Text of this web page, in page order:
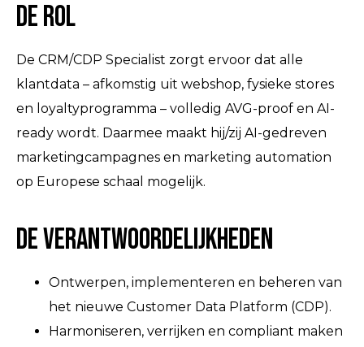
De rol
De CRM/CDP Specialist zorgt ervoor dat alle
klantdata – afkomstig uit webshop, fysieke stores
en loyaltyprogramma – volledig AVG-proof en AI-
ready wordt. Daarmee maakt hij/zij AI-gedreven
marketingcampagnes en marketing automation
op Europese schaal mogelijk.
De verantwoordelijkheden
Ontwerpen, implementeren en beheren van
het nieuwe Customer Data Platform (CDP).
Harmoniseren, verrijken en compliant maken